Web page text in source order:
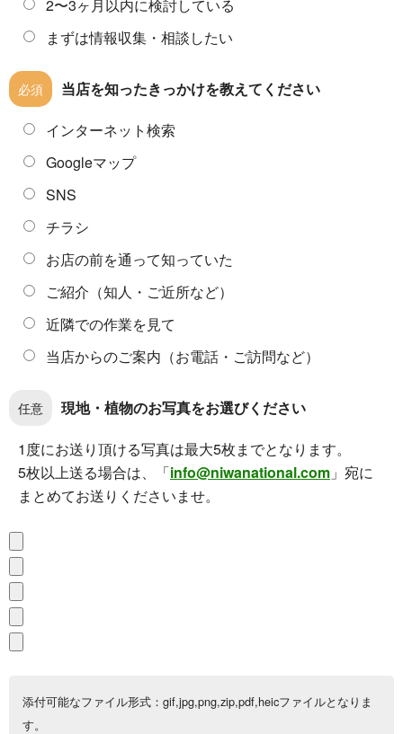
2〜3ヶ月以内に検討している
まずは情報収集・相談したい
必須
当店を知ったきっかけを教えてください
インターネット検索
Googleマップ
SNS
チラシ
お店の前を通って知っていた
ご紹介（知人・ご近所など）
近隣での作業を見て
当店からのご案内（お電話・ご訪問など）
任意
現地・植物のお写真をお選びください
1度にお送り頂ける写真は最大5枚までとなります。
5枚以上送る場合は、「info@niwanational.com 」宛に
まとめてお送りくださいませ。
添付可能なファイル形式：gif,jpg,png,zip,pdf,heicファイルとなりま
す。